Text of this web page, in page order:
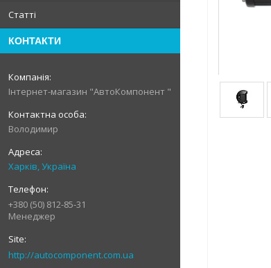
Статті
КОНТАКТИ
Інтернет-магазин "АвтоКомпонент "
Володимир
Харків, Україна
+380 (50) 812-85-31
Менеджер
http://autocomponent.com.ua